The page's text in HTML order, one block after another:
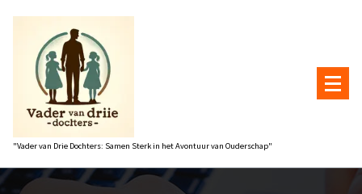
"Vader van Drie Dochters: Samen Sterk in het Avontuur van Ouderschap"